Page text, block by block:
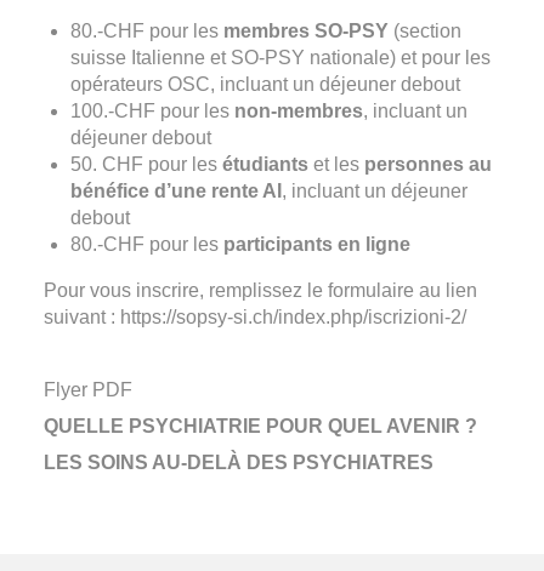
80.-CHF pour les membres SO-PSY (section
suisse Italienne et SO-PSY nationale) et pour les
opérateurs OSC, incluant un déjeuner debout
100.-CHF pour les non-membres, incluant un
déjeuner debout
50. CHF pour lesétudiants et les personnes au
bénéfice d’une rente AI , incluant un déjeuner
debout
80.-CHF pour les participants en ligne
Pour vous inscrire, remplissez le formulaire au lien
suivant : https://sopsy-si.ch/index.php/iscrizioni-2/
Flyer PDF
QUELLE PSYCHIATRIE POUR QUEL AVENIR ?
LES SOINS AU-DELÀ DES PSYCHIATRES